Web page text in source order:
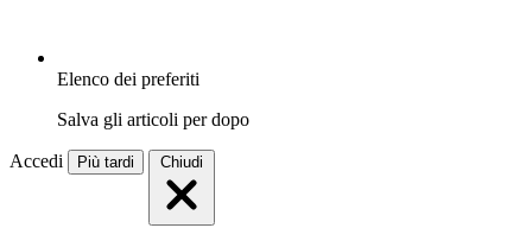
Elenco dei preferiti
Salva gli articoli per dopo
Accedi Più tardi Chiudi